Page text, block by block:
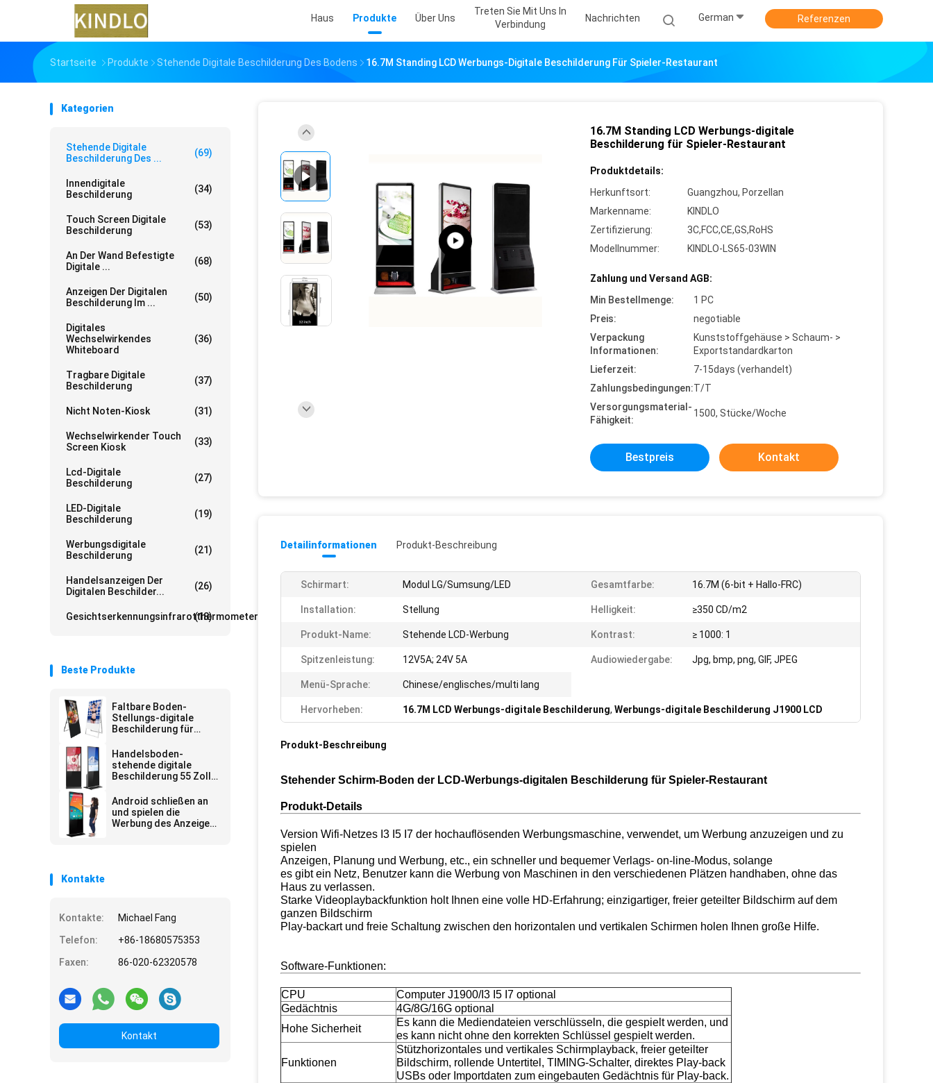
Haus Produkte Über Uns
Treten Sie Mit Uns In
Verbindung
Nachrichten German Referenzen
Startseite Produkte Stehende Digitale Beschilderung Des Bodens 16.7M Standing LCD Werbungs-Digitale Beschilderung Für Spieler-Restaurant
Kategorien
Stehende Digitale
Beschilderung Des ...
(69)
Innendigitale
Beschilderung
(34)
Touch Screen Digitale
Beschilderung
(53)
An Der Wand Befestigte
Digitale ...
(68)
Anzeigen Der Digitalen
Beschilderung Im ...
(50)
Digitales
Wechselwirkendes
Whiteboard
(36)
Tragbare Digitale
Beschilderung
(37)
Nicht Noten-Kiosk (31)
Wechselwirkender Touch
Screen Kiosk
(33)
Lcd-Digitale
Beschilderung
(27)
LED-Digitale
Beschilderung
(19)
Werbungsdigitale
Beschilderung
(21)
Handelsanzeigen Der
Digitalen Beschilder...
(26)
Gesichtserkennungsinfrarotthermometer
(18)
Beste Produkte
Faltbare Boden-
Stellungs-digitale
Beschilderung für
Einzelhandelsgeschäft
Handelsboden-
stehende digitale
Beschilderung 55 Zoll
Android schließen an
und spielen die
Werbung des Anzeigen-
Kontakte
Kontakte:
Michael Fang
Telefon:
+86-18680575353
Faxen:
86-020-62320578
Kontakt
16.7M Standing LCD Werbungs-digitale
Beschilderung für Spieler-Restaurant
Produktdetails:
Herkunftsort:
Guangzhou, Porzellan
Markenname:
KINDLO
Zertifizierung:
3C,FCC,CE,GS,RoHS
Modellnummer:
KINDLO-LS65-03WIN
Zahlung und Versand AGB:
Min Bestellmenge:
1 PC
Preis:
negotiable
Verpackung
Informationen:
Kunststoffgehäuse > Schaum- >
Exportstandardkarton
Lieferzeit:
7-15days (verhandelt)
Zahlungsbedingungen:T/T
Versorgungsmaterial-
Fähigkeit:
1500, Stücke/Woche
Bestpreis Kontakt
Detailinformationen Produkt-Beschreibung
Schirmart: Modul LG/Sumsung/LED Gesamtfarbe: 16.7M (6-bit + Hallo-FRC)
Installation: Stellung Helligkeit: ≥350 CD/m2
Produkt-Name: Stehende LCD-Werbung Kontrast: ≥ 1000: 1
Spitzenleistung: 12V5A; 24V 5A Audiowiedergabe: Jpg, bmp, png, GIF, JPEG
Menü-Sprache: Chinese/englisches/multi lang
Hervorheben: 16.7M LCD Werbungs-digitale Beschilderung, Werbungs-digitale Beschilderung J1900 LCD
Produkt-Beschreibung
Stehender Schirm-Boden der LCD-Werbungs-digitalen Beschilderung für Spieler-Restaurant
Produkt-Details
Version Wifi-Netzes I3 I5 I7 der hochauflösenden Werbungsmaschine, verwendet, um Werbung anzuzeigen und zu
spielen
Anzeigen, Planung und Werbung, etc., ein schneller und bequemer Verlags- on-line-Modus, solange
es gibt ein Netz, Benutzer kann die Werbung von Maschinen in den verschiedenen Plätzen handhaben, ohne das
Haus zu verlassen.
Starke Videoplaybackfunktion holt Ihnen eine volle HD-Erfahrung; einzigartiger, freier geteilter Bildschirm auf dem
ganzen Bildschirm
Play-backart und freie Schaltung zwischen den horizontalen und vertikalen Schirmen holen Ihnen große Hilfe.
Software-Funktionen:
CPU
Computer J1900/I3 I5 I7 optional
Gedächtnis
4G/8G/16G optional
Hohe Sicherheit
Es kann die Mediendateien verschlüsseln, die gespielt werden, und
es kann nicht ohne den korrekten Schlüssel gespielt werden.
Funktionen
Stützhorizontales und vertikales Schirmplayback, freier geteilter
Bildschirm, rollende Untertitel, TIMING-Schalter, direktes Play-back
USBs oder Importdaten zum eingebauten Gedächtnis für Play-back.